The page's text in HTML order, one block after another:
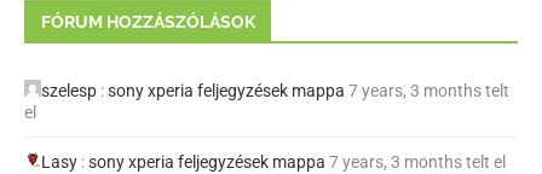
FÓRUM HOZZÁSZÓLÁSOK
szelesp :sony xperia feljegyzések mappa 7 years, 3 months telt
el
Lasy :sony xperia feljegyzések mappa 7 years, 3 months telt el